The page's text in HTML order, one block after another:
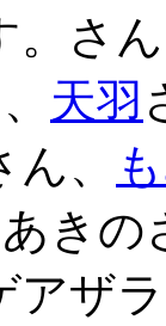
。さ
天羽
、
きの
アザ